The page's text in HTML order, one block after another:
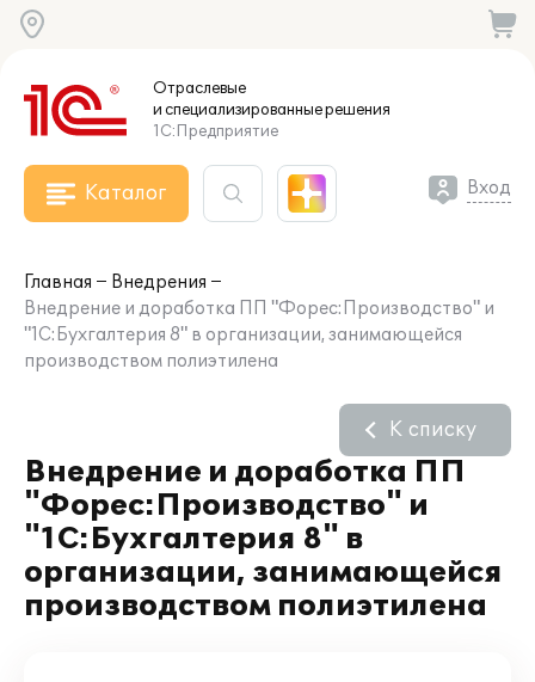
Отраслевые
и специализированныерешения
1С:Предприятие
Каталог Вход
Главная
Внедрения
Внедрение и доработка ПП "Форес:Производство" и
"1С:Бухгалтерия 8" в организации, занимающейся
производством полиэтилена
Внедрение и доработка ПП
"Форес:Производство" и
"1С:Бухгалтерия 8" в
организации, занимающейся
производством полиэтилена
К списку